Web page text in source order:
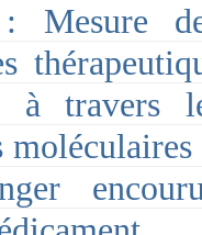
Mesure
à travers